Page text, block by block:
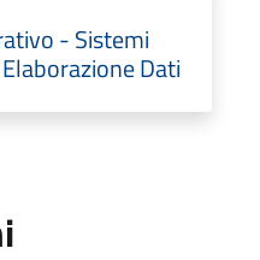
- Sistemi
Dati